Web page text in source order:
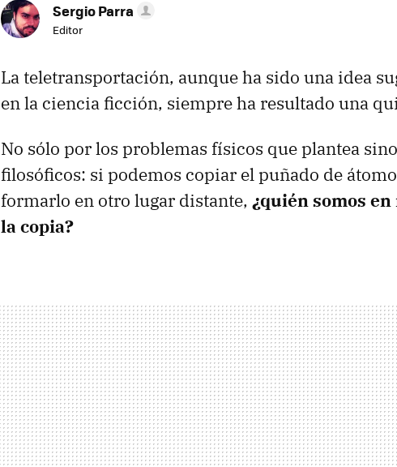
Sergio Parra
Editor
La teletransportación, aunque ha sido una idea
en la ciencia ficción, siempre ha resultado una
No sólo por los problemas físicos que plantea
filosóficos: si podemos copiar el puñado de
formarlo en otro lugar distante, ¿quién somos
la copia?